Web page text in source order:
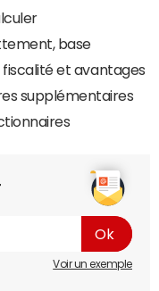
base
et avantages
supplémentaires
Voir un exemple